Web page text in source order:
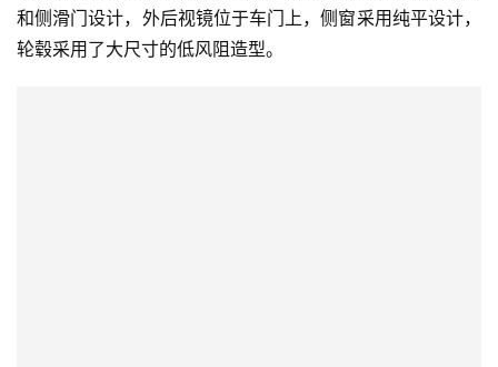
和侧滑门设计，外后视镜位于车门上，侧窗采用纯平设计，
轮毂采用了大尺寸的低风阻造型。